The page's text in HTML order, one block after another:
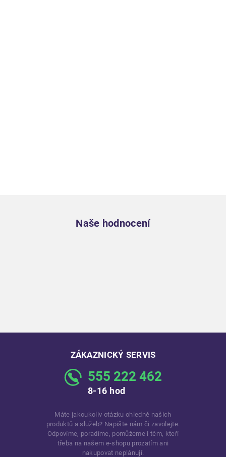
Naše hodnocení
ZÁKAZNICKÝ SERVIS
555 222 462
8-16 hod
Máte jakoukoliv otázku ohledně našich
produktů a služeb? Napište nám či zavolejte.
Odpovíme, poradíme, pomůžeme i těm, kteří
třeba na našem e-shopu prozatím ani
nakupovat neplánují.